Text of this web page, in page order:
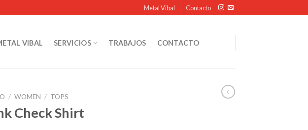
Metal Vibal Contacto
VIBAL SERVICIOS TRABAJOS CONTACTO
/ WOMEN / TOPS
Check Shirt